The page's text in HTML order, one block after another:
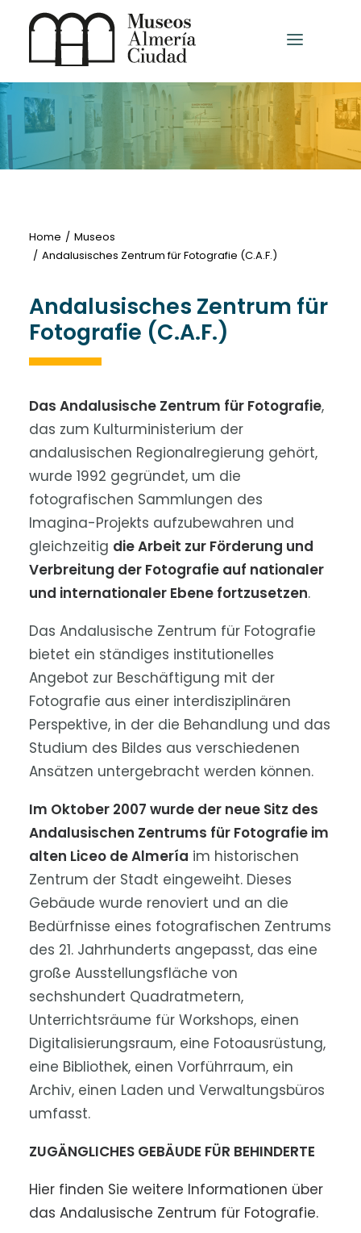
HOME
MUSEEN UND AUSSTELLUNGSZENTREN
ANDERE MUSEEN
Deutsch
Home
Museos
Andalusisches Zentrum für Fotografie (C.A.F.)
Andalusisches Zentrum für
Fotografie (C.A.F.)
Das Andalusische Zentrum für Fotografie,
das zum Kulturministerium der
andalusischen Regionalregierung gehört,
wurde 1992 gegründet, um die
fotografischen Sammlungen des
Imagina-Projekts aufzubewahren und
gleichzeitig die Arbeit zur Förderung und
Verbreitung der Fotografie auf nationaler
und internationaler Ebene fortzusetzen.
Das Andalusische Zentrum für Fotografie
bietet ein ständiges institutionelles
Angebot zur Beschäftigung mit der
Fotografie aus einer interdisziplinären
Perspektive, in der die Behandlung und das
Studium des Bildes aus verschiedenen
Ansätzen untergebracht werden können.
Im Oktober 2007 wurde der neue Sitz des
Andalusischen Zentrums für Fotografie im
alten Liceo de Almería im historischen
Zentrum der Stadt eingeweiht. Dieses
Gebäude wurde renoviert und an die
Bedürfnisse eines fotografischen Zentrums
des 21. Jahrhunderts angepasst, das eine
große Ausstellungsfläche von
sechshundert Quadratmetern,
Unterrichtsräume für Workshops, einen
Digitalisierungsraum, eine Fotoausrüstung,
eine Bibliothek, einen Vorführraum, ein
Archiv, einen Laden und Verwaltungsbüros
umfasst.
ZUGÄNGLICHES GEBÄUDE FÜR BEHINDERTE
Hier finden Sie weitere Informationen über
das Andalusische Zentrum für Fotografie.